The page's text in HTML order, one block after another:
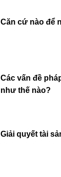
Căn cứ nào để
Các vấn đề
như thế nào?
Giải quyết tài